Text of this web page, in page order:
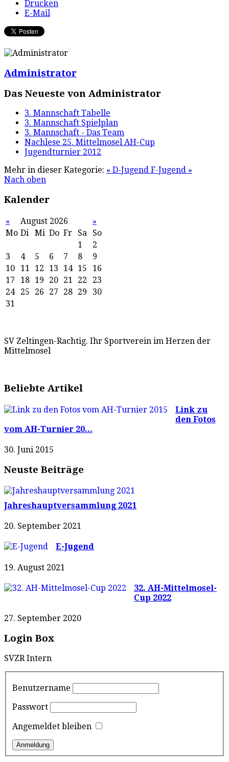
Drucken
E-Mail
Administrator
Das Neueste von Administrator
3. Mannschaft Tabelle
3. Mannschaft Spielplan
3. Mannschaft - Das Team
Nachlese 25. Mittelmosel AH-Cup
Jugendturnier 2012
Mehr in dieser Kategorie: « D-Jugend F-Jugend »
Nach oben
Kalender
« August 2026
»
Mo Di Mi Do Fr Sa
So
1
2
3
4 5 6 7 8
9
10
11 12 13 14 15
16
17
18 19 20 21 22
23
24
25 26 27 28 29
30
31
SV Zeltingen-Rachtig. Ihr Sportverein im Herzen der
Mittelmosel
Beliebte Artikel
Link zu
den Fotos
vom AH-Turnier 20...
30. Juni 2015
Neuste Beiträge
Jahreshauptversammlung 2021
20. September 2021
E-Jugend
19. August 2021
32. AH-Mittelmosel-
Cup 2022
27. September 2020
Login Box
SVZR Intern
Benutzername
Passwort
Angemeldet bleiben